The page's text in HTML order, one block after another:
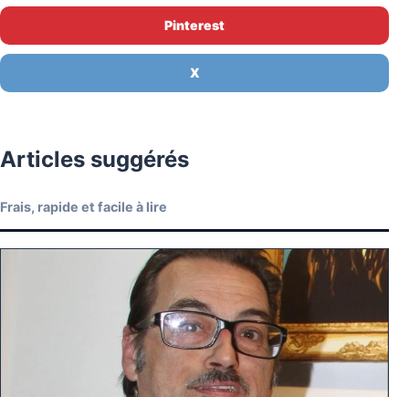
Pinterest
X
Articles suggérés
Frais, rapide et facile à lire